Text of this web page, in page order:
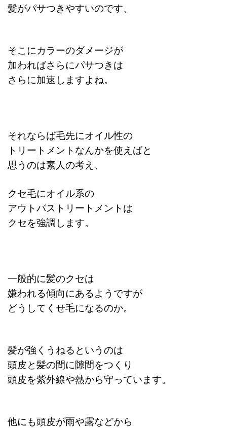
髪がパサつきやすいのです、
そこにカラーのダメージが
加わればさらにパサつきは
さらに加速しますよね。
それならば毛先にオイル性の
トリートメントなんかを使えばと
思うのは素人の考え、
クセ毛にオイル系の
アウトバストリートメントは
クセを強調します。
一般的に髪のクセは
嫌われる傾向にあるようですが
どうしてくせ毛になるのか。
髪が強くうねるというのは
頭皮と髪の間に隙間をつくり
頭皮を紫外線や熱から守っています。
他にも頭皮が雨や露などから